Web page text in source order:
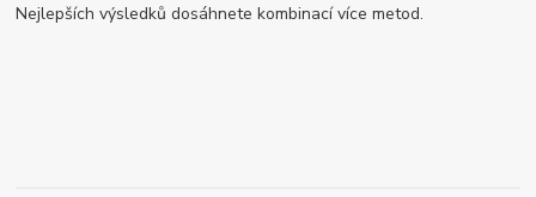
Nejlepších výsledků dosáhnete kombinací více metod.